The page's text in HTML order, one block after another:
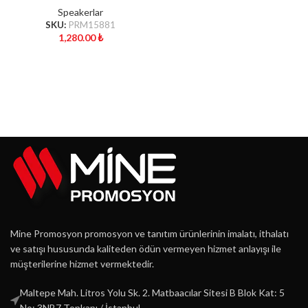
Speakerlar
SKU: PRM15881
1,280.00₺
Mine Promosyon promosyon ve tanıtım ürünlerinin imalatı, ithalatı
ve satışı hususunda kaliteden ödün vermeyen hizmet anlayışı ile
müşterilerine hizmet vermektedir.
Maltepe Mah. Litros Yolu Sk. 2. Matbaacılar Sitesi B Blok Kat: 5